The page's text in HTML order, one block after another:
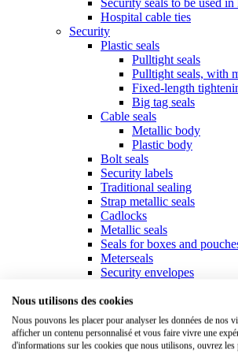
Hospital cable ties
Security
Plastic seals
Pulltight seals
Pulltight seals, with
Fixed-length
Big tag seals
Cable seals
Metallic body
Plastic body
Bolt seals
Security labels
Traditional sealing
Strap metallic seals
Cadlocks
Metallic seals
Seals for boxes and
Meterseals
Security envelopes
Collars & cable ties
Standard collars
Specific collars
Marker ties
Nous utilisons des cookies
Nous pouvons les placer pour analyser les données de nos
afficher un contenu personnalisé et vous faire vivre une
d'informations sur les cookies que nous utilisons, ouvrez les